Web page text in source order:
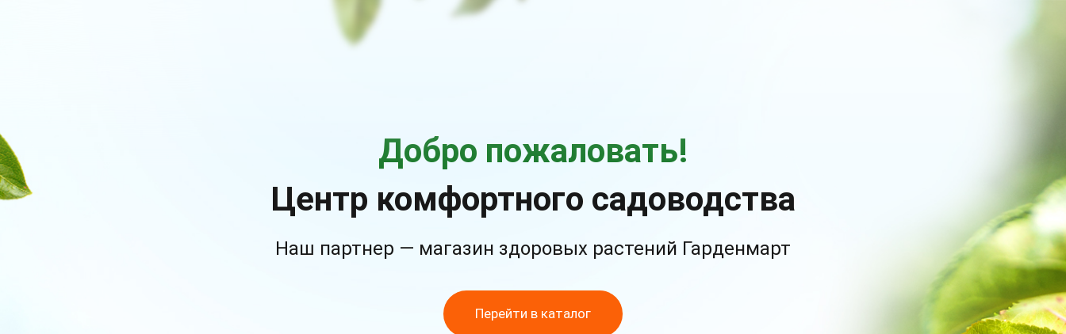
Добро пожаловать!
Центр комфортного садоводства
Наш партнер — магазин здоровых растений Гарденмарт
Перейти в каталог